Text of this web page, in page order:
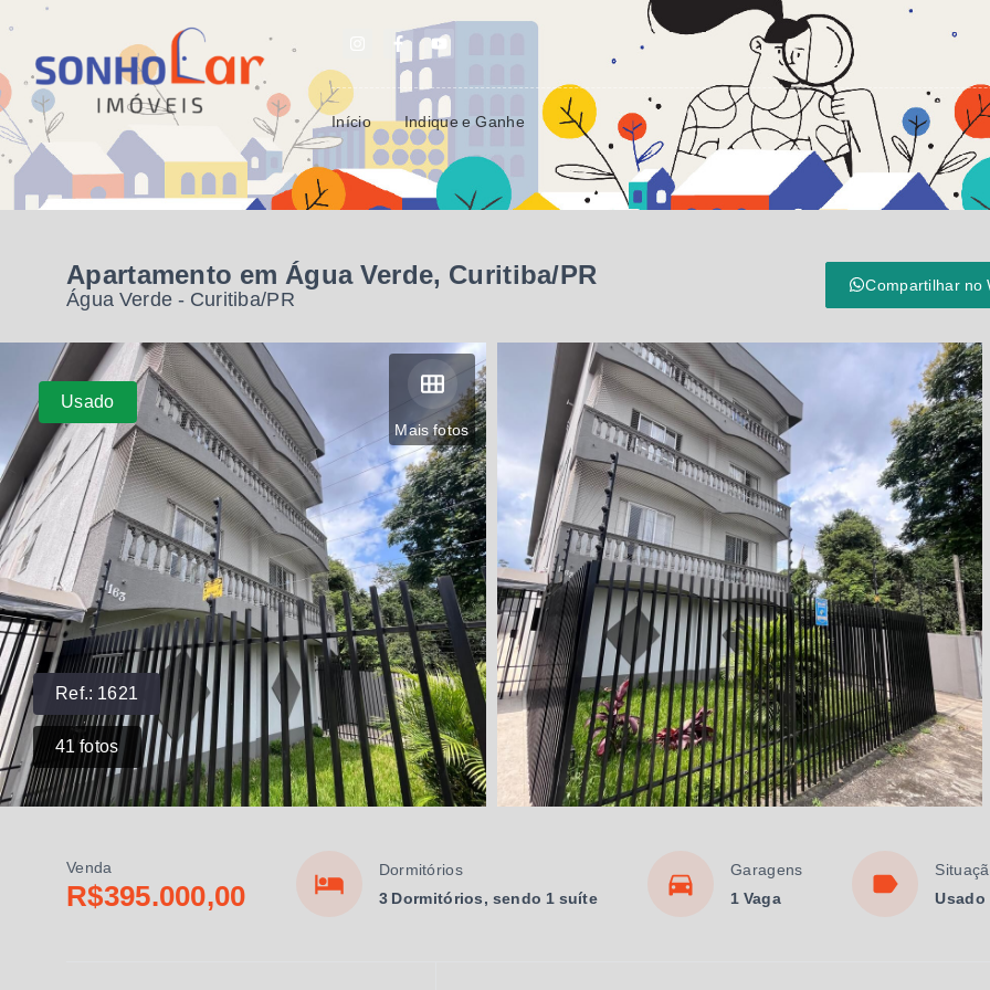
Início Indique e Ganhe
Apartamento em Água Verde, Curitiba/PR
Água Verde - Curitiba/PR
Compartilhar no
Ref.: 1621
41 fotos
Mais fotos
Usado
Venda
R$395.000,00
Dormitórios
3 Dormitórios, sendo 1 suíte
Garagens
1 Vaga
Usado